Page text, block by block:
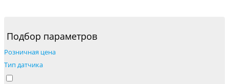
Подбор параметров
Розничная цена
Тип датчика